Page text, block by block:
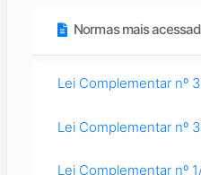
Normas mais
Lei Complementar nº
Lei Complementar nº
Lei Complementar nº